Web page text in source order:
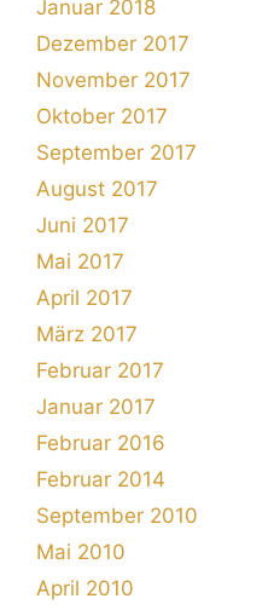
Januar 2018
Dezember 2017
November 2017
Oktober 2017
September 2017
August 2017
Juni 2017
Mai 2017
April 2017
März 2017
Februar 2017
Januar 2017
Februar 2016
Februar 2014
September 2010
Mai 2010
April 2010